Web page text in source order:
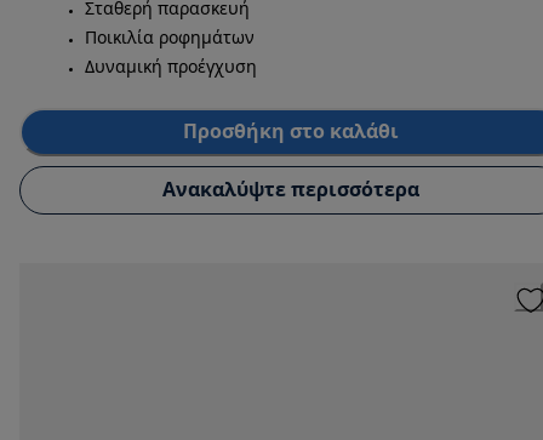
Σταθερή παρασκευή
Ποικιλία ροφημάτων
Δυναμική προέγχυση
Προσθήκη στο καλάθι
Ανακαλύψτε περισσότερα